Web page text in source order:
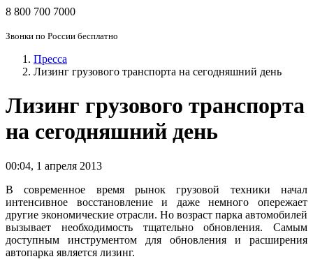
8 800 700 7000
Звонки по России бесплатно
Пресса
Лизинг грузового транспорта на сегодняшний день
Лизинг грузового транспорта
на сегодняшний день
00:04, 1 апреля 2013
В современное время рынок грузовой техники начал
интенсивное восстановление и даже немного опережает
другие экономические отрасли. Но возраст парка автомобилей
вызывает необходимость тщательно обновления. Самым
доступным инструментом для обновления и расширения
автопарка является лизинг.